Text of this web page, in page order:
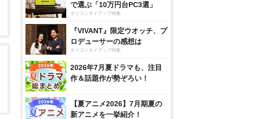
で選ぶ「10万円台PC3選」
オリコンタイアップ特集
『VIVANT』限定ウオッチ、プ
ロデューサーの感想は
オリコンタイアップ特集
2026年7月夏ドラマも、注目
作＆話題作が勢ぞろい！
【夏アニメ2026】7月期夏の
新アニメを一挙紹介！